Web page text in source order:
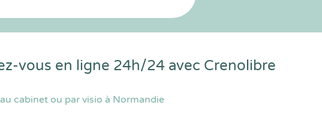
vous en ligne 24h/24 avec Crenolibre
cabinet ou par visio à Normandie